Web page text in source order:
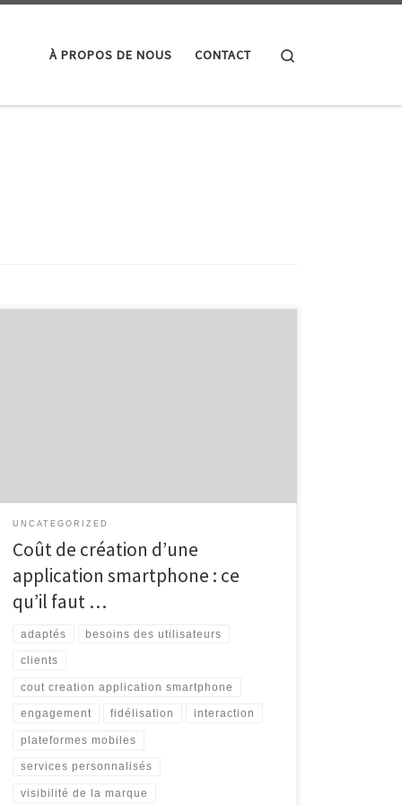
À PROPOS DE NOUS CONTACT
UNCATEGORIZED
Coût de création d’une
application smartphone : ce
qu’il faut …
adaptés besoins des utilisateurs
clients
cout creation application smartphone
engagement fidélisation interaction
plateformes mobiles
services personnalisés
visibilité de la marque